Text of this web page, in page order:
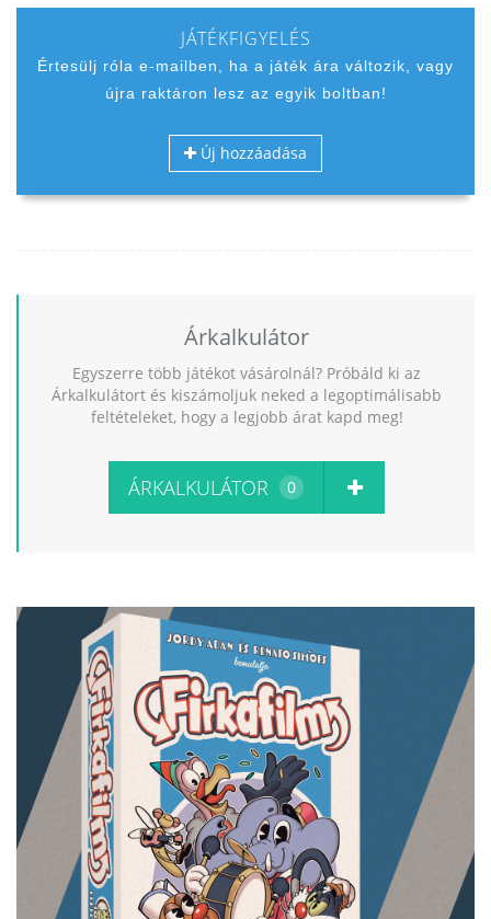
JÁTÉKFIGYELÉS
Értesülj róla e-mailben, ha a játék ára változik, vagy
újra raktáron lesz az egyik boltban!
Új hozzáadása
Árkalkulátor
Egyszerre több játékot vásárolnál? Próbáld ki az
Árkalkulátort és kiszámoljuk neked a legoptimálisabb
feltételeket, hogy a legjobb árat kapd meg!
ÁRKALKULÁTOR 0